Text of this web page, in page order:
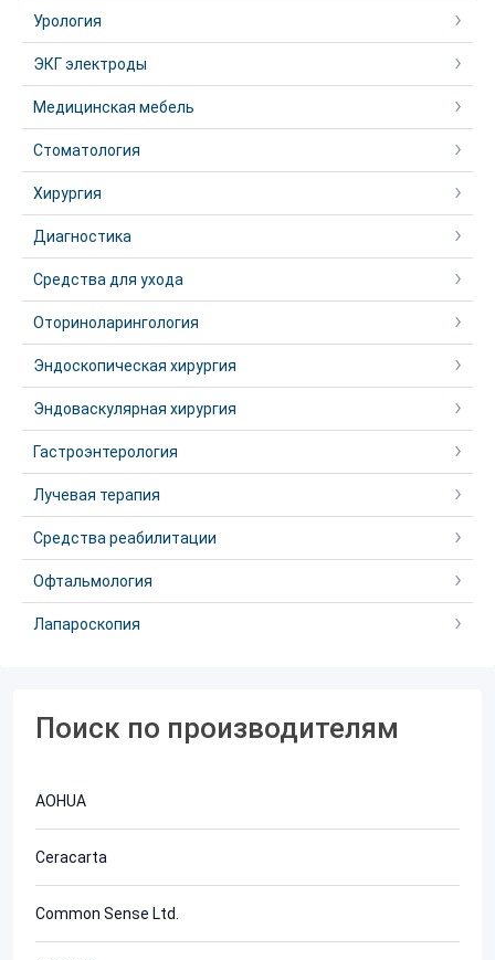
Урология
ЭКГ электроды
Медицинская мебель
Стоматология
Хирургия
Диагностика
Средства для ухода
Оториноларингология
Эндоскопическая хирургия
Эндоваскулярная хирургия
Гастроэнтерология
Лучевая терапия
Средства реабилитации
Офтальмология
Лапароскопия
Поиск по производителям
AOHUA
Ceracarta
Common Sense Ltd.